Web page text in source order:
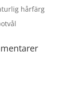
hårfärg